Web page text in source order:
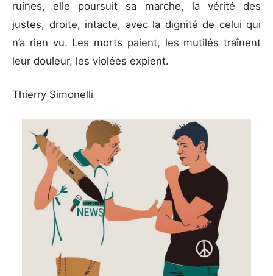
ruines, elle poursuit sa marche, la vérité des
justes, droite, intacte, avec la dignité de celui qui
n’a rien vu. Les morts paient, les mutilés traînent
leur douleur, les violées expient.
Thierry Simonelli